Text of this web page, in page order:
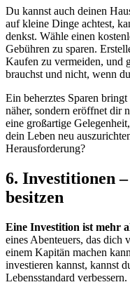
Du kannst auch deinen
auf kleine Dinge achtest,
denkst. Wähle einen
Gebühren zu sparen.
Kaufen zu vermeiden, und
brauchst und nicht, wenn
Ein beherztes Sparen
näher, sondern eröffnet dir
eine großartige
dein Leben neu
Herausforderung?
6. Investitionen
besitzen
Eine Investition ist mehr
eines Abenteuers, das dich
einem Kapitän machen
investieren kannst, kannst
Lebensstandard verbessern.